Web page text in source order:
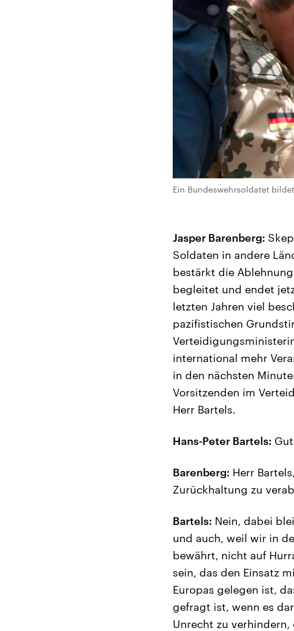
Ein Bundeswehrsoldatet
Jasper Barenberg:
Soldaten in andere
bestärkt die
begleitet und endet
letzten Jahren viel
pazifistischen
international mehr
in den nächsten
Vorsitzenden im
Herr Bartels.
Hans-Peter Bartels:
Barenberg: Herr
Zurückhaltung zu
Bartels: Nein, dabei
und auch, weil wir in
bewährt, nicht auf
sein, das den Einsatz
Europas gelegen ist,
gefragt ist, wenn es
Unrecht zu